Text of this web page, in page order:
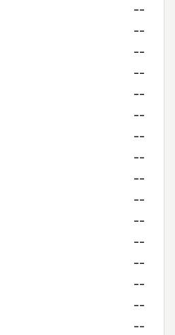
--
--
--
--
--
--
--
--
--
--
--
--
--
--
--
--